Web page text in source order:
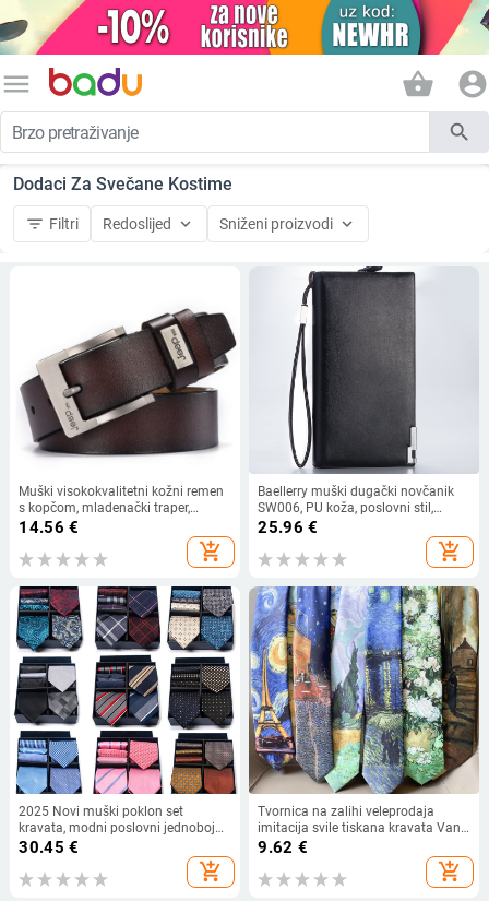
menu shopping_basket account_circle
search
Dodaci Za Svečane Kostime
filter_list Filtri Redoslijed keyboard_arrow_down Sniženi proizvodi keyboard_arrow_down
Muški visokokvalitetni kožni remen
s kopčom, mladenački traper,
ležeran retro stil
14.56 €
add_shopping_cart
Baellerry muški dugački novčanik
SW006, PU koža, poslovni stil,
kopča i zatvarač, podstava poliester
25.96 €
add_shopping_cart
2025 Novi muški poklon set
kravata, modni poslovni jednobojni
žakard kravata, kvadratni šal,
prekogranična vruća rasprodaja
30.45 €
add_shopping_cart
Tvornica na zalihi veleprodaja
imitacija svile tiskana kravata Van
Gogh uljana slika serija kravata
antikna američka retro ležerna
9.62 €
add_shopping_cart